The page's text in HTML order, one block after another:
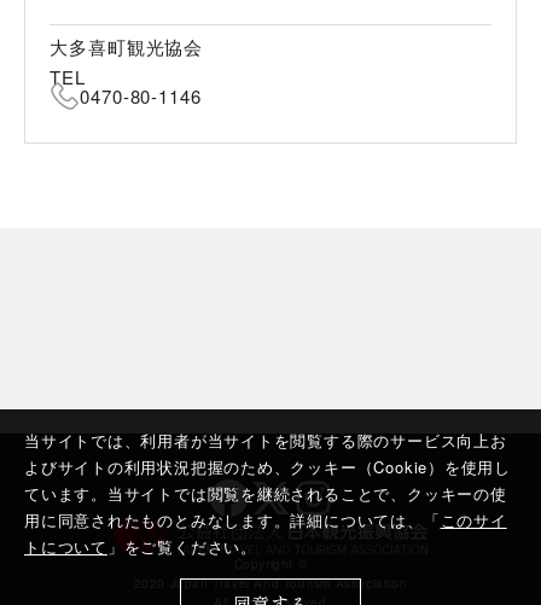
当サイトでは、利用者が当サイトを閲覧する際のサービス向上お
よびサイトの利用状況把握のため、クッキー（Cookie）を使用し
ています。当サイトでは閲覧を継続されることで、クッキーの使
用に同意されたものとみなします。詳細については、「このサイ
トについて 」をご覧ください。
大多喜町観光協会
TEL
0470-80-1146
2020 Japan Travel And Tourism Association